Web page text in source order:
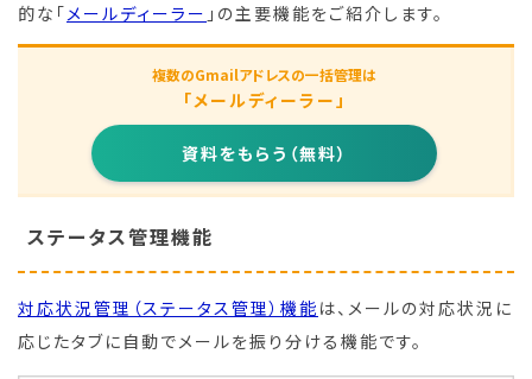
的な「メールディーラー 」の主要機能をご紹介します。
複数のGmailアドレスの一括管理は
「メールディーラー」
資料をもらう（無料）
ステータス管理機能
対応状況管理（ステータス管理）機能 は、メールの対応状況に
応じたタブに自動でメールを振り分ける機能です。